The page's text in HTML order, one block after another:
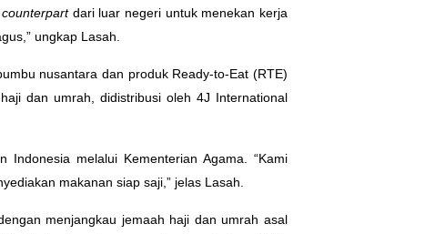
counterpartdari luar negeri untuk menekan kerja
ungkap Lasah.
nusantara dan produk Ready-to-Eat (RTE)
dan umrah, didistribusi oleh 4J International
Indonesia melalui Kementerian Agama. “Kami
makanan siap saji,” jelas Lasah.
menjangkau jemaah haji dan umrah asal